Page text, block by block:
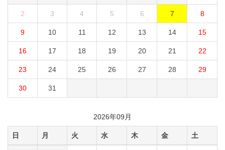
2 3 4 5 6 7 8
9 10 11 12 13 14 15
16 17 18 19 20 21 22
23 24 25 26 27 28 29
30 31
2026年09月
日 月 火 水 木 金 土